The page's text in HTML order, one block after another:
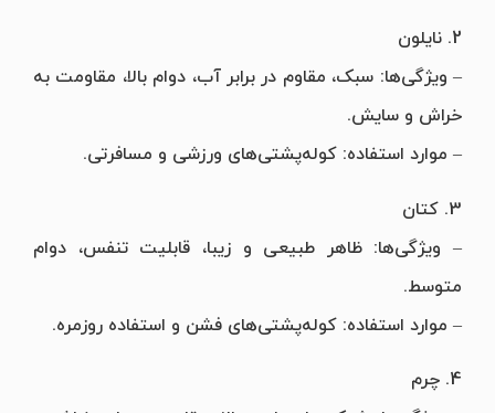
2. نایلون
– ویژگی‌ها: سبک، مقاوم در برابر آب، دوام بالا، مقاومت به
خراش و سایش.
– موارد استفاده: کوله‌پشتی‌های ورزشی و مسافرتی.
3. کتان
– ویژگی‌ها: ظاهر طبیعی و زیبا، قابلیت تنفس، دوام
متوسط.
– موارد استفاده: کوله‌پشتی‌های فشن و استفاده روزمره.
4. چرم